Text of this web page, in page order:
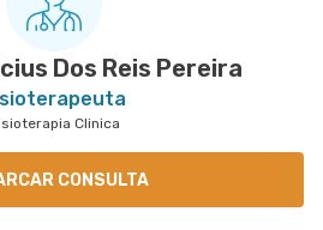
Dos Reis Pereira
Clinica
CONSULTA